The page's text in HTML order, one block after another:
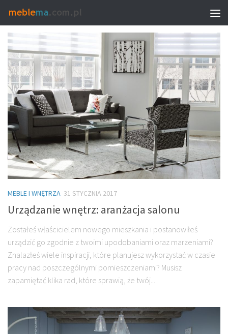
MONTHLY ARCHIVE:
MEBLE I WNĘTRZA 31 STYCZNIA 2017
Urządzanie wnętrz: aranżacja salonu
Zostałeś właścicielem nowego mieszkania i postanowiłeś
urządzić go zgodnie z twoimi upodobaniami oraz marzeniami?
Znalazłeś wiele inspiracji, które planujesz wykorzystać w czasie
pracy nad poszczególnymi pomieszczeniami? Musisz
zapamiętać klika rad, które sprawią, że twój...